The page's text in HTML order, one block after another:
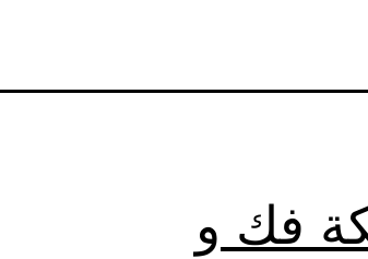
فك و